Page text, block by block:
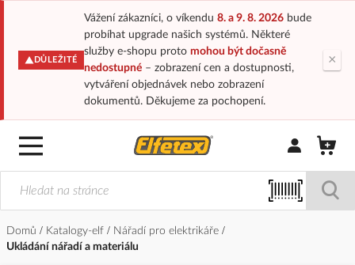
DŮLEŽITÉ
Vážení zákazníci, o víkendu 8. a 9. 8. 2026bude
probíhat upgrade našich systémů. Některé
služby e-shopu proto mohou být dočasně
nedostupné– zobrazení cen a dostupnosti,
vytváření objednávek nebo zobrazení
dokumentů. Děkujeme za pochopení.
×
Přihlásit/
Domů Katalogy-elf
Nářadí pro elektrikáře
Ukládání nářadí a materiálu